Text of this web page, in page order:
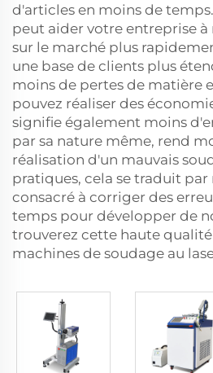
d'articles en moins de
peut aider votre entreprise
sur le marché plus
une base de clients plus
moins de pertes de matière
pouvez réaliser des
signifie également moins
par sa nature même, rend
réalisation d'un mauvais
pratiques, cela se traduit
consacré à corriger des
temps pour développer de
trouverez cette haute
machines de soudage au